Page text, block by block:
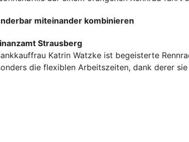
miteinander kombinieren
Strausberg
Katrin Watzke ist begeisterte
die flexiblen Arbeitszeiten, dank derer